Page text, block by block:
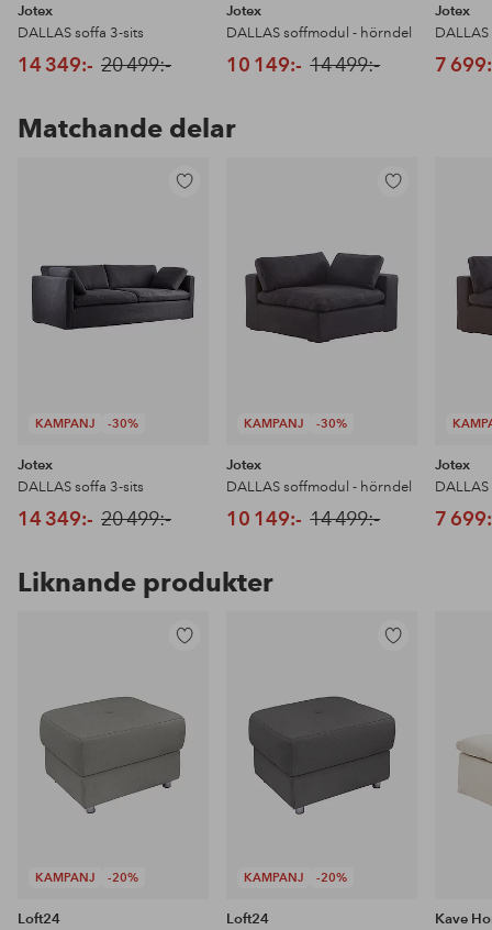
Jotex
DALLAS soffa 3-sits
14 349:- 20 499:-
Jotex
DALLAS soffmodul - hörndel
10 149:- 14 499:-
Jotex
7
Matchande delar
KAMPANJ -30%
Jotex
DALLAS soffa 3-sits
14 349:- 20 499:-
KAMPANJ -30%
Jotex
DALLAS soffmodul - hörndel
10 149:- 14 499:-
Jotex
7
Liknande produkter
KAMPANJ -20%
Loft24
KAMPANJ -20%
Loft24
Kave